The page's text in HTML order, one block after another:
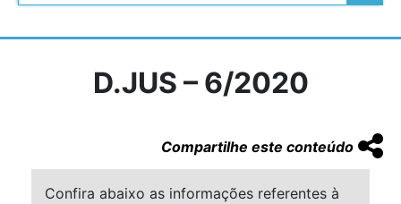
D.JUS – 6/2020
Compartilhe este conteúdo
Confira abaixo as informações referentes à